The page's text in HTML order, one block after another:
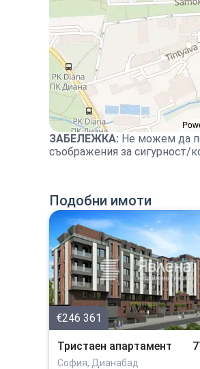
ЗАБЕЛЕЖКА: Не можем да
съображения за сигурност/
Подобни имоти
€246 361
Тристаен апартамент
София, Дианабад